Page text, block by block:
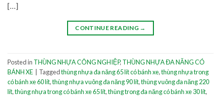
[…]
CONTINUE READING →
Posted in THÙNG NHỰA CÔNG NGHIỆP, THÙNG NHỰA ĐA NĂNG CÓ
BÁNH XE
Taggedthùng nhựa đa năng 65 lít có bánh xe,thùng nhựa trong
có bánh xe 60 lít,thùng nhựa vuông đa năng 90 lít,thùng vuông đa năng 220
lít,thùng nhựa trong có bánh xe 65 lít,thùng trong đa năng có bánh xe 30 lít,